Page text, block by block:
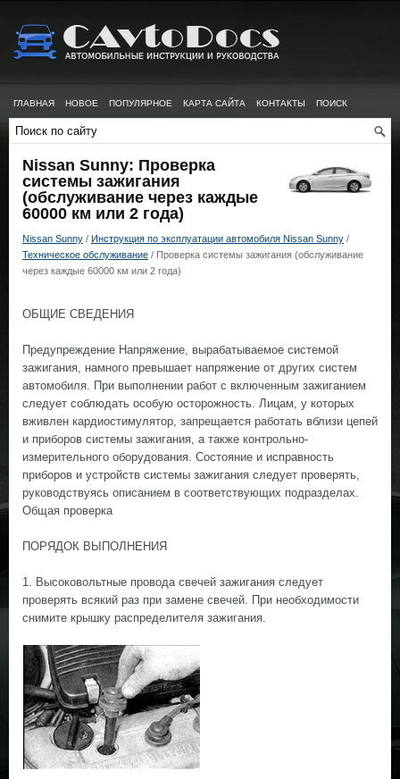
ГЛАВНАЯ НОВОЕ ПОПУЛЯРНОЕ КАРТА САЙТА КОНТАКТЫ ПОИСК
Nissan Sunny: Проверка
системы зажигания
(обслуживание через каждые
60000 км или 2 года)
Nissan Sunny / Инструкция по эксплуатации автомобиля Nissan Sunny /
Техническое обслуживание / Проверка системы зажигания (обслуживание
через каждые 60000 км или 2 года)
ОБЩИЕ СВЕДЕНИЯ
Предупреждение Напряжение, вырабатываемое системой
зажигания, намного превышает напряжение от других систем
автомобиля. При выполнении работ с включенным зажиганием
следует соблюдать особую осторожность. Лицам, у которых
вживлен кардиостимулятор, запрещается работать вблизи цепей
и приборов системы зажигания, а также контрольно-
измерительного оборудования. Состояние и исправность
приборов и устройств системы зажигания следует проверять,
руководствуясь описанием в соответствующих подразделах.
Общая проверка
ПОРЯДОК ВЫПОЛНЕНИЯ
1. Высоковольтные провода свечей зажигания следует
проверять всякий раз при замене свечей. При необходимости
снимите крышку распределителя зажигания.